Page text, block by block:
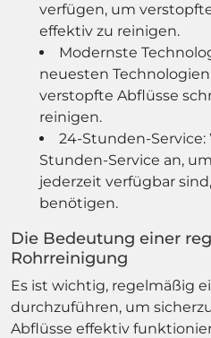
verfügen, um
effektiv zu reinigen.
Modernste
neuesten
verstopfte Abflüsse
reinigen.
24-Stunden-
Stunden-Service an,
jederzeit verfügbar
benötigen.
Die Bedeutung einer
Rohrreinigung
Es ist wichtig, regelmäßig
durchzuführen, um
Abflüsse effektiv